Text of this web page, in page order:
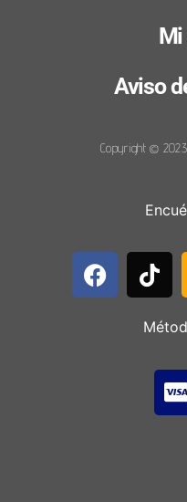
Mi
Aviso
Copyright © 2023